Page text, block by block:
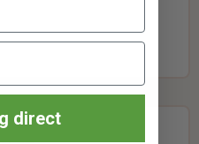
direct